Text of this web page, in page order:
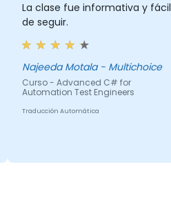
La clase fue informativa y fácil
de seguir.
Najeeda Motala - Multichoice
Curso - Advanced C# for
Automation Test Engineers
Traducción Automática